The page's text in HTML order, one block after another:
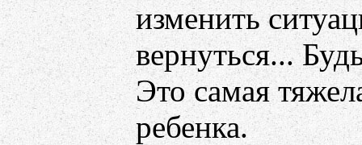
изменить
вернуться...
Это самая
ребенка.